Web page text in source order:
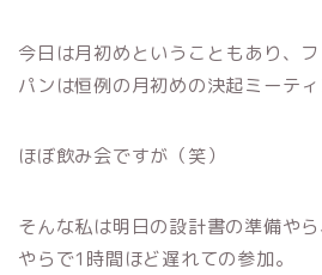
今日は月初めということもあり、
パンは恒例の月初めの決起ミーティ
ほぼ飲み会ですが（笑）
そんな私は明日の設計書の準備や
やらで1時間ほど遅れての参加。